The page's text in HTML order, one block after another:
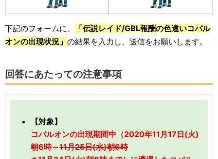
下記のフォームに、
「伝説レイド/GBL報酬の色違いコバル
オンの出現状況」 の結果を入力し、送信をお願いします。
回答にあたっての注意事項
【対象】
コバルオンの出現期間中（2020年11月17日(火)
朝6時～11月25日(水)朝6時